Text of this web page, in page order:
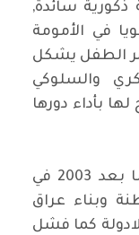
ذكورية سائدة,
في الأمومة
الطفل يشكل
والسلوكي
بأداء دورها
لقد فشلت البرلمانات العراقية ما بعد 2003 في
وبناء عراق
كما فشل